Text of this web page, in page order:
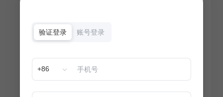
验证登录 账号登录
+86